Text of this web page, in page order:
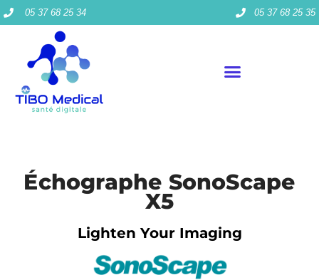
05 37 68 25 34 05 37 68 25 35
Échographe SonoScape
X5
Lighten Your Imaging